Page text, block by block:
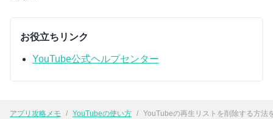
お役立ちリンク
YouTube公式ヘルプセンター
アプリ攻略メモ YouTubeの使い方 YouTubeの再生リストを削除する方法